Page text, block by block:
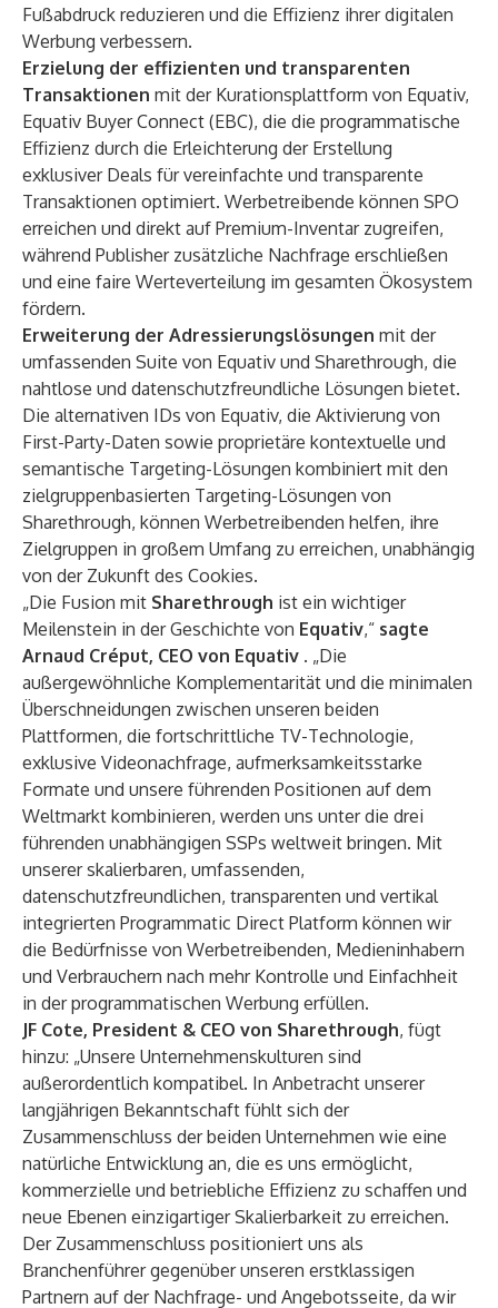
Fußabdruck reduzieren und die Effizienz ihrer digitalen
Werbung verbessern.
Erzielung der effizienten und transparenten
Transaktionen mit der Kurationsplattform von Equativ,
Equativ Buyer Connect (EBC), die die programmatische
Effizienz durch die Erleichterung der Erstellung
exklusiver Deals für vereinfachte und transparente
Transaktionen optimiert. Werbetreibende können SPO
erreichen und direkt auf Premium-Inventar zugreifen,
während Publisher zusätzliche Nachfrage erschließen
und eine faire Werteverteilung im gesamten Ökosystem
fördern.
Erweiterung der Adressierungslösungen mit der
umfassenden Suite von Equativ und Sharethrough, die
nahtlose und datenschutzfreundliche Lösungen bietet.
Die alternativen IDs von Equativ, die Aktivierung von
First-Party-Daten sowie proprietäre kontextuelle und
semantische Targeting-Lösungen kombiniert mit den
zielgruppenbasierten Targeting-Lösungen von
Sharethrough, können Werbetreibenden helfen, ihre
Zielgruppen in großem Umfang zu erreichen, unabhängig
von der Zukunft des Cookies.
„Die Fusion mit Sharethrough ist ein wichtiger
Meilenstein in der Geschichte von Equativ,“ sagte
Arnaud Créput, CEO von Equativ . „Die
außergewöhnliche Komplementarität und die minimalen
Überschneidungen zwischen unseren beiden
Plattformen, die fortschrittliche TV-Technologie,
exklusive Videonachfrage, aufmerksamkeitsstarke
Formate und unsere führenden Positionen auf dem
Weltmarkt kombinieren, werden uns unter die drei
führenden unabhängigen SSPs weltweit bringen. Mit
unserer skalierbaren, umfassenden,
datenschutzfreundlichen, transparenten und vertikal
integrierten Programmatic Direct Platform können wir
die Bedürfnisse von Werbetreibenden, Medieninhabern
und Verbrauchern nach mehr Kontrolle und Einfachheit
in der programmatischen Werbung erfüllen.
JF Cote, President & CEO von Sharethrough, fügt
hinzu: „Unsere Unternehmenskulturen sind
außerordentlich kompatibel. In Anbetracht unserer
langjährigen Bekanntschaft fühlt sich der
Zusammenschluss der beiden Unternehmen wie eine
natürliche Entwicklung an, die es uns ermöglicht,
kommerzielle und betriebliche Effizienz zu schaffen und
neue Ebenen einzigartiger Skalierbarkeit zu erreichen.
Der Zusammenschluss positioniert uns als
Branchenführer gegenüber unseren erstklassigen
Partnern auf der Nachfrage- und Angebotsseite, da wir